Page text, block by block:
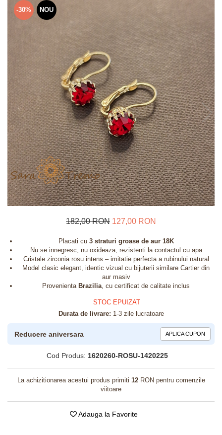
Bijuterii pentru barbati
Bratari
Talismane
Verighete
Bijuterii din argint placate cu aur
24K
-30% NOU
182,00 RON 127,00 RON
Placati cu 3 straturi groase de aur 18K
Nu se innegresc, nu oxideaza, rezistenti la contactul cu apa
Cristale zirconia rosu intens – imitatie perfecta a rubinului natural
Model clasic elegant, identic vizual cu bijuterii similare Cartier din
aur masiv
Provenienta Brazilia, cu certificat de calitate inclus
STOC EPUIZAT
Durata de livrare: 1-3 zile lucratoare
Reducere aniversara APLICA CUPON
Cod Produs: 1620260-ROSU-1420225
La achizitionarea acestui produs primiti 12RON pentru comenzile
viitoare
Adauga la Favorite